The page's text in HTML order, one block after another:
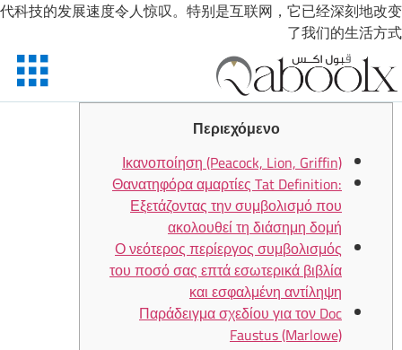
代科技的发展速度令人惊叹。特别是互联网，它已经深刻地改变
了我们的生活方式
Περιεχόμενο
Ικανοποίηση (Peacock, Lion, Griffin)
Θανατηφόρα αμαρτίες Tat Definition:
Εξετάζοντας την συμβολισμό που
ακολουθεί τη διάσημη δομή
Ο νεότερος περίεργος συμβολισμός
του ποσό σας επτά εσωτερικά βιβλία
και εσφαλμένη αντίληψη
Παράδειγμα σχεδίου για τον Doc
Faustus (Marlowe)